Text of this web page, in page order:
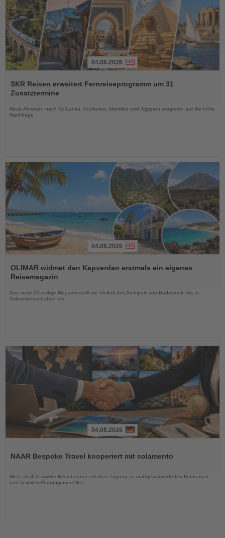
Sie
die
04.08.2026
SKR Reisen erweitert Fernreiseprogramm um 31
Zusatztermine
Neue Abreisen nach Sri Lanka, Südkorea, Marokko und Ägypten reagieren auf die hohe
Nachfrage
Sie
die
Nachrichten
04.08.2026
OLIMAR widmet den Kapverden erstmals ein eigenes
Reisemagazin
Das neue 20-seitige Magazin stellt die Vielfalt des Archipels von Badeinseln bis zu
Vulkanlandschaften vor
die
04.08.2026
NAAR Bespoke Travel kooperiert mit solamento
Mehr als 470 mobile Reiseberater erhalten Zugang zu maßgeschneiderten Fernreisen
und flexiblen Planungsmodellen